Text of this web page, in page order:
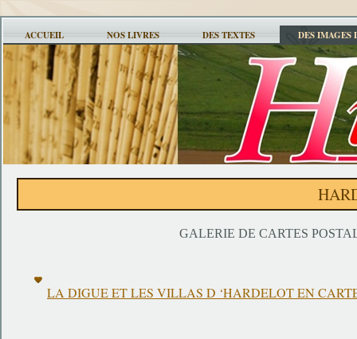
ACCUEIL NOS LIVRES DES TEXTES DES IMAGES
GALERIE DE CARTES
LA DIGUE ET LES VILLAS D ‘HARDELOT EN